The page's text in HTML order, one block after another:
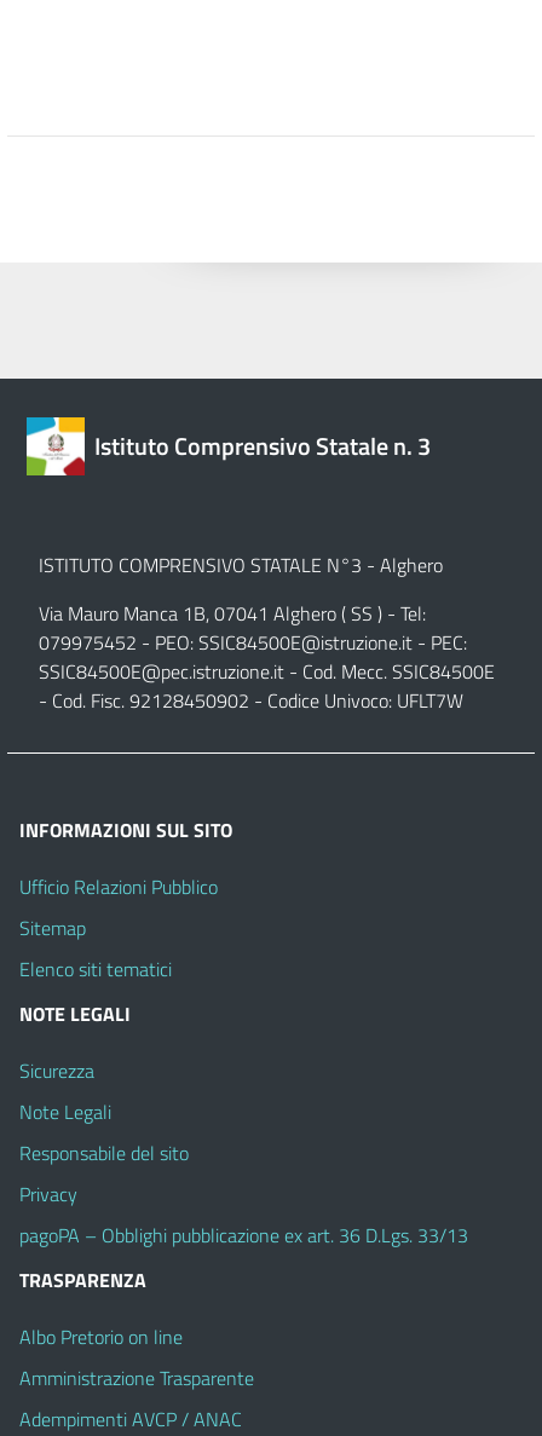
Istituto Comprensivo Statale n. 3
ISTITUTO COMPRENSIVO STATALE N°3 - Alghero
Via Mauro Manca 1B, 07041 Alghero ( SS ) - Tel:
079975452 - PEO:SSIC84500E@istruzione.it - PEC:
SSIC84500E@pec.istruzione.it - Cod. Mecc. SSIC84500E
- Cod. Fisc. 92128450902 - Codice Univoco: UFLT7W
INFORMAZIONI SUL SITO
Ufficio Relazioni Pubblico
Sitemap
Elenco siti tematici
NOTE LEGALI
Sicurezza
Note Legali
Responsabile del sito
Privacy
pagoPA – Obblighi pubblicazione ex art. 36 D.Lgs. 33/13
TRASPARENZA
Albo Pretorio on line
Amministrazione Trasparente
Adempimenti AVCP / ANAC